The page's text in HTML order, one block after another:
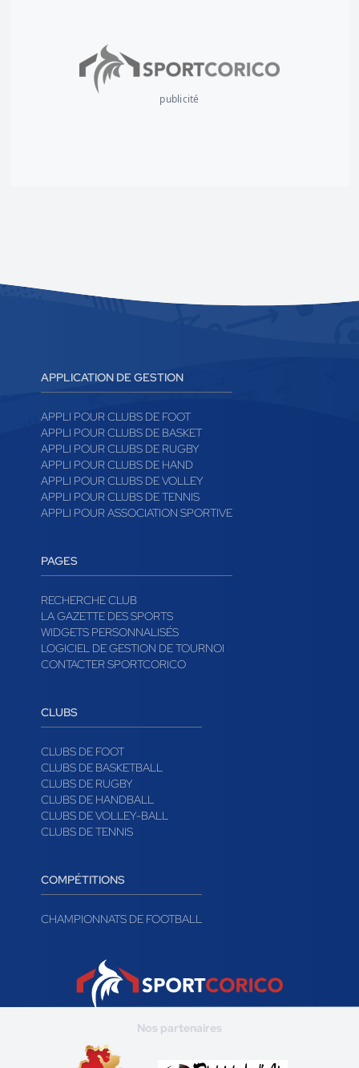
publicité
APPLICATION DE GESTION
APPLI POUR CLUBS DE FOOT
APPLI POUR CLUBS DE BASKET
APPLI POUR CLUBS DE RUGBY
APPLI POUR CLUBS DE HAND
APPLI POUR CLUBS DE VOLLEY
APPLI POUR CLUBS DE TENNIS
APPLI POUR ASSOCIATION SPORTIVE
PAGES
RECHERCHE CLUB
LA GAZETTE DES SPORTS
WIDGETS PERSONNALISÉS
LOGICIEL DE GESTION DE TOURNOI
CONTACTER SPORTCORICO
CLUBS
CLUBS DE FOOT
CLUBS DE BASKETBALL
CLUBS DE RUGBY
CLUBS DE HANDBALL
CLUBS DE VOLLEY-BALL
CLUBS DE TENNIS
COMPÉTITIONS
CHAMPIONNATS DE FOOTBALL
Nos partenaires